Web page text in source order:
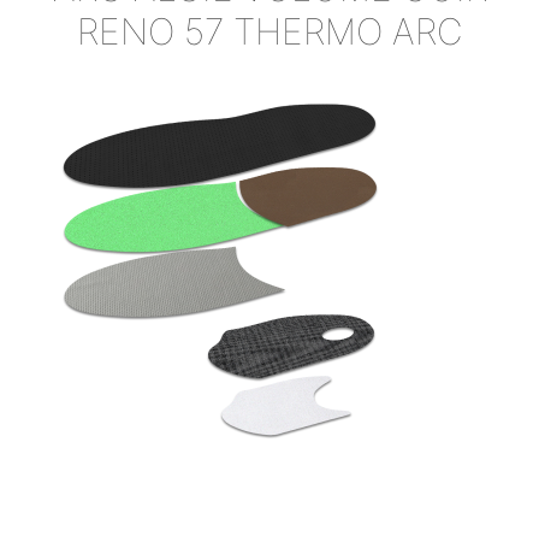
RENO 57 THERMO ARC